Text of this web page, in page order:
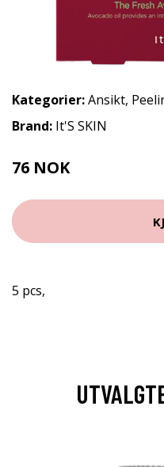
Kategorier:Ansikt,
Brand: It'S SKIN
76 NOK
5 pcs,